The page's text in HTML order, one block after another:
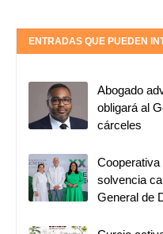
ENTRADAS QUE PUEDEN
Abogado
obligará al
cárceles
solvencia
General de